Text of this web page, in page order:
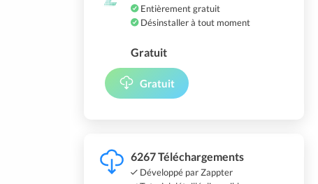
Entièrement gratuit
Désinstaller à tout moment
Gratuit
Gratuit
6267 Téléchargements
Développé par Zappter